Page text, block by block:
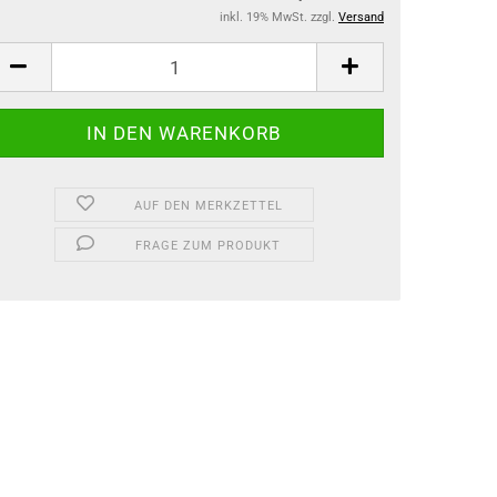
inkl. 19% MwSt. zzgl. Versand
AUF DEN MERKZETTEL
FRAGE ZUM PRODUKT